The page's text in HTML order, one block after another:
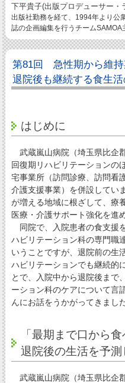
下平貴子(出版プロデューサー・
出版社勤務を経て、1994年より公
誌の企画編集を行うチームSAMOA
第81回 急性期から維
退院後も継続する食生
はじめに
武蔵嵐山病院（埼玉県比企
回復期リハビリテーションの
宅事業所（訪問診療、訪問看
介護支援事業）を併設してい
が増える地域に根ざして、療
医療・介護サポート強化を進
同院で、入院患者の食支援
ハビリテーション科の専門職
いうことですが、退院前の生
ハビリテーションでも継続的
とで、入院中から退院後まで
ーション科のケアについて言
んにお話をうかがってきました
「最期まで口から
退院後の生活を予
武蔵嵐山病院（埼玉県比企